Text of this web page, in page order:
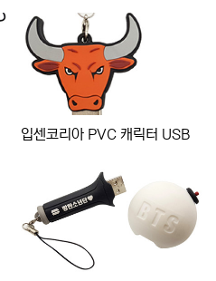
입센코리아 PVC 캐릭터 USB